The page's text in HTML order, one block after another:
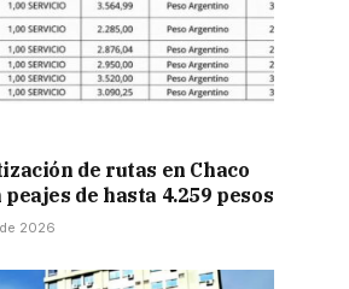
de rutas en Chaco
de hasta 4.259 pesos
2026